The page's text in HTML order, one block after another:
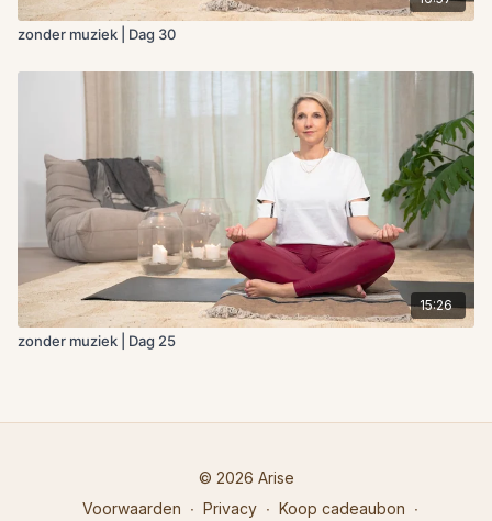
zonder muziek | Dag 30
15:26
zonder muziek | Dag 25
© 2026 Arise
Voorwaarden ∙ Privacy ∙ Koop cadeaubon ∙